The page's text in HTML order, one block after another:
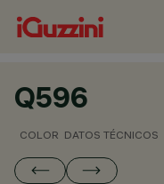
Q596
COLOR DATOS TÉCNICOS